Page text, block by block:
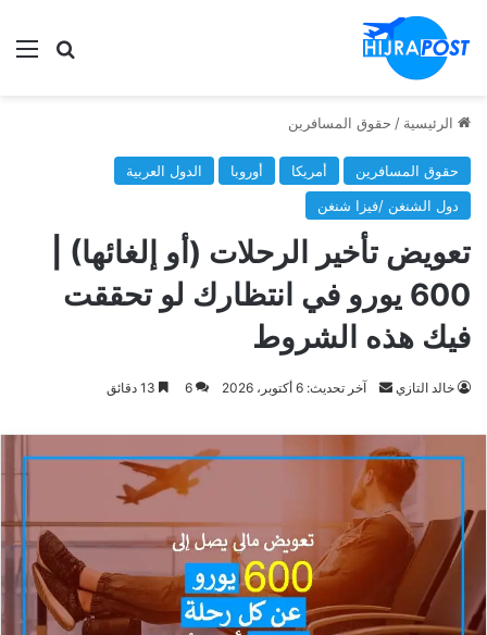
ابحث
الرئيسية / حقوق المسافرين
حقوق المسافرين أمريكا أوروبا
الدول العربية
دول الشنغن /فيزا شنغن
تعويض تأخير الرحلات (أو إلغائها) |
600 يورو في انتظارك لو تحققت
فيك هذه الشروط
خالد التازي
أرسل
إلكترونيا
آخر تحديث: 6 أكتوبر، 2026 6